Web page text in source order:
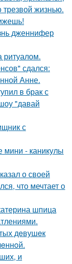
трезвой жизнью.
дженнифер
ритуалом.
сдался:
Анне.
в брак с
"давай
с
мини - каникулы
о своей
что мечтает о
шпица
дeвушeк
и